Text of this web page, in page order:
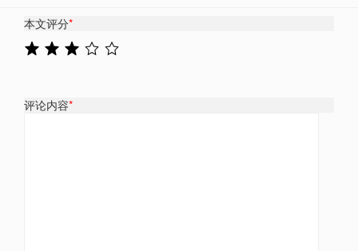
本文评分*
评论内容*